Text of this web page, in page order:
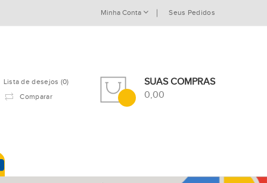
Minha Conta Seus Pedidos
Lista de desejos (0)
Comparar
SUAS COMPRAS
0,00